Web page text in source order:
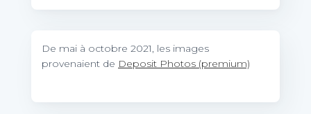
De mai à octobre 2021, les images
provenaient de Deposit Photos (premium)